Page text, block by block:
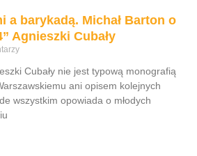
a barykadą. Michał Barton o
Agnieszki Cubały
Cubały nie jest typową monografią
ani opisem kolejnych
wszystkim opowiada o młodych